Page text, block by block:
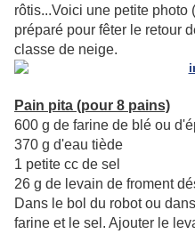
rôtis...Voici une petite photo (
préparé pour fêter le retour
classe de neige.
Pain pita (pour 8 pains)
600 g de farine de blé ou
370 g d'eau tiède
1 petite cc de sel
26 g de levain de froment
Dans le bol du robot ou
farine et le sel. Ajouter le